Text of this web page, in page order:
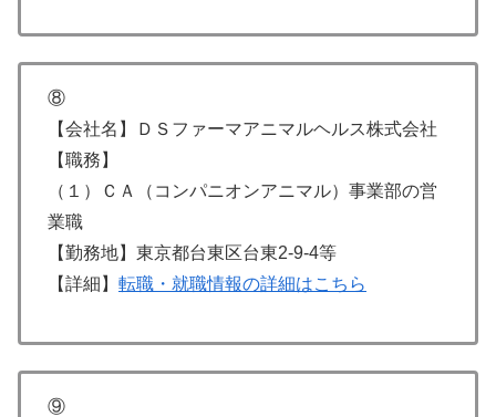
⑧
【会社名】ＤＳファーマアニマルヘルス株式会社
【職務】
（１）ＣＡ（コンパニオンアニマル）事業部の営
業職
【勤務地】東京都台東区台東2-9-4等
【詳細】 転職・就職情報の詳細はこちら
⑨